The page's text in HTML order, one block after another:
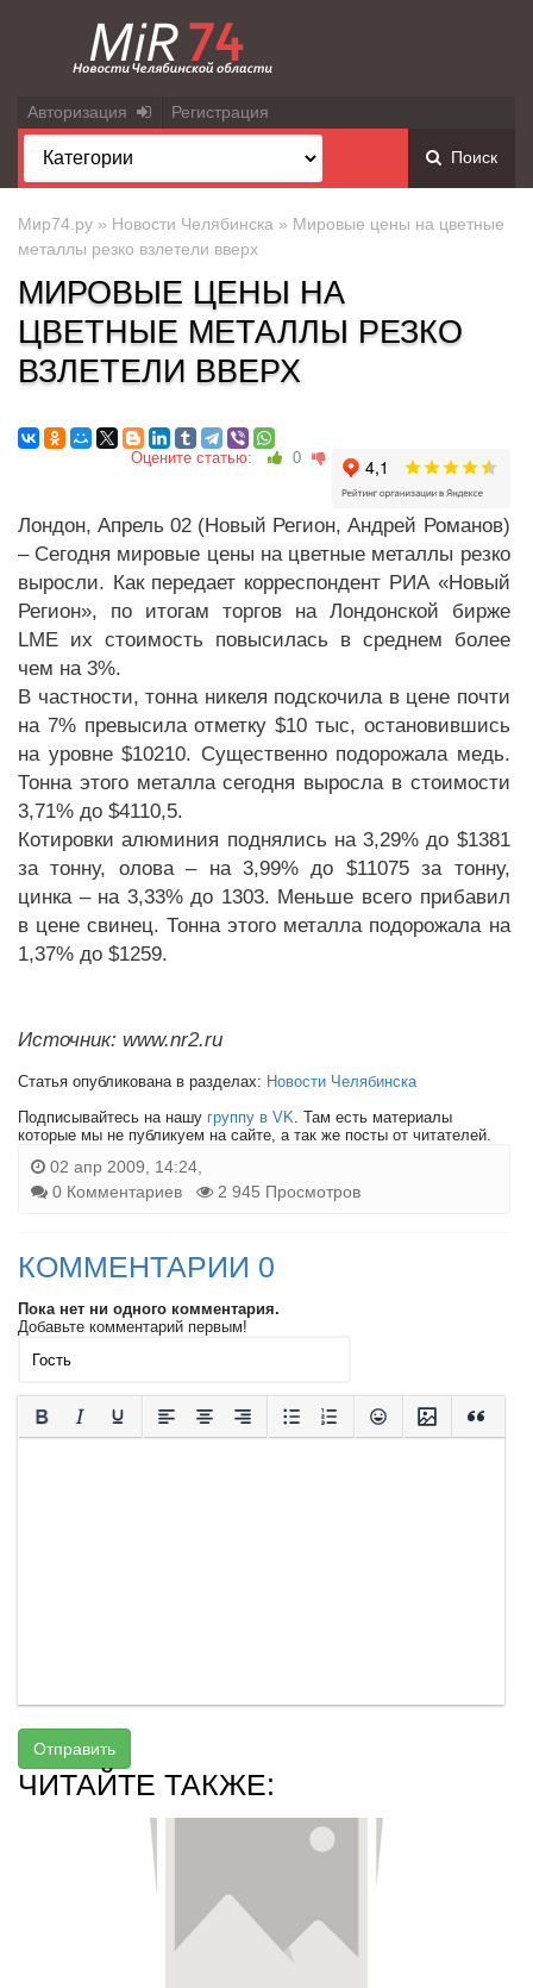
Авторизация Регистрация
Поиск
Мир74.ру » Новости Челябинска » Мировые цены на цветные
металлы резко взлетели вверх
МИРОВЫЕ ЦЕНЫ НА
ЦВЕТНЫЕ МЕТАЛЛЫ РЕЗКО
ВЗЛЕТЕЛИ ВВЕРХ
Оцените статью: 0
Лондон, Апрель 02 (Новый Регион, Андрей Романов)
– Сегодня мировые цены на цветные металлы резко
выросли. Как передает корреспондент РИА «Новый
Регион», по итогам торгов на Лондонской бирже
LME их стоимость повысилась в среднем более
чем на 3%.
В частности, тонна никеля подскочила в цене почти
на 7% превысила отметку $10 тыс, остановившись
на уровне $10210. Существенно подорожала медь.
Тонна этого металла сегодня выросла в стоимости
3,71% до $4110,5.
Котировки алюминия поднялись на 3,29% до $1381
за тонну, олова – на 3,99% до $11075 за тонну,
цинка – на 3,33% до 1303. Меньше всего прибавил
в цене свинец. Тонна этого металла подорожала на
1,37% до $1259.
Источник: www.nr2.ru
Статья опубликована в разделах: Новости Челябинска
Подписывайтесь на нашу группу в VK. Там есть материалы
которые мы не публикуем на сайте, а так же посты от читателей.
02 апр 2009, 14:24,
0 Комментариев
2 945 Просмотров
КОММЕНТАРИИ 0
Пока нет ни одного комментария.
Добавьте комментарий первым!
Отправить
ЧИТАЙТЕ ТАКЖЕ: